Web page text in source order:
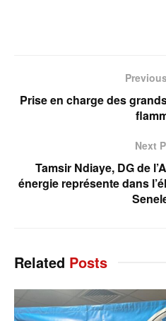
Prise en charge des
Next
Tamsir Ndiaye, DG de
énergie représente dans
Related Posts